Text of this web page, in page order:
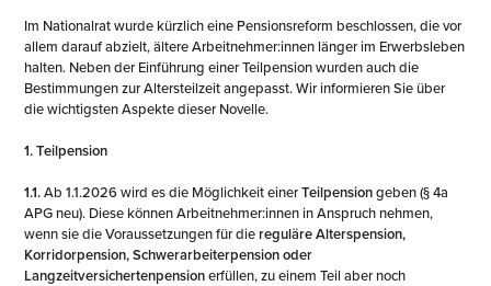
Im Nationalrat wurde kürzlich eine Pensionsreform beschlossen, die vor
allem darauf abzielt, ältere Arbeitnehmer:innen länger im Erwerbsleben
halten. Neben der Einführung einer Teilpension wurden auch die
Bestimmungen zur Altersteilzeit angepasst. Wir informieren Sie über
die wichtigsten Aspekte dieser Novelle.
1. Teilpension
1.1.Ab 1.1.2026 wird es die Möglichkeit einerTeilpensiongeben (§ 4a
APG neu). Diese können Arbeitnehmer:innen in Anspruch nehmen,
wenn sie die Voraussetzungen für diereguläre Alterspension,
Korridorpension, Schwerarbeiterpension oder
Langzeitversichertenpensionerfüllen, zu einem Teil aber noch